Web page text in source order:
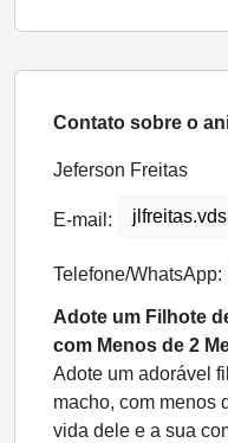
Contato sobre o
Jeferson Freitas
E-mail:
Telefone/WhatsApp:
Adote um Filhote
com Menos de 2
Adote um adorável
macho, com menos
vida dele e a sua